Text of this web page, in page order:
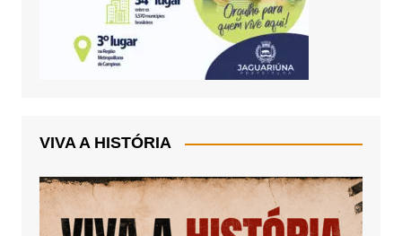
VIVA A HISTÓRIA